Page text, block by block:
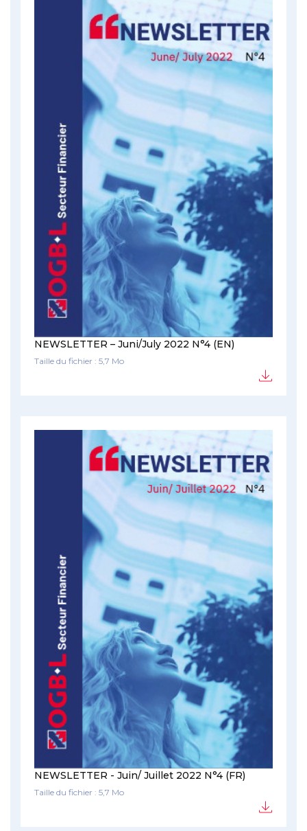
NEWSLETTER – Juni/July 2022 N°4 (EN)
Taille du fichier : 5,7 Mo
NEWSLETTER - Juin/ Juillet 2022 N°4 (FR)
Taille du fichier : 5,7 Mo